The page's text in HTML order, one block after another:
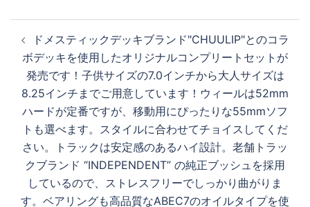
稿
ナ
ビ
ゲ
シ
ョ
ドメスティックデッキブランド"CHUULIP"とのコラ
ボデッキを使用したオリジナルコンプリートセットが
発売です！子供サイズの7.0インチから大人サイズは
8.25インチまでご用意しています！ウィールは52mm
ハードが定番ですが、移動用にぴったりな55mmソフ
トも選べます。スタイルに合わせてチョイスしてくだ
さい。トラックは安定感のあるハイ設計。老舗トラッ
クブランド “INDEPENDENT” の純正ブッシュを採用
しているので、ストレスフリーでしっかり曲がりま
す。ベアリングも高品質なABEC7のオイルタイプを使